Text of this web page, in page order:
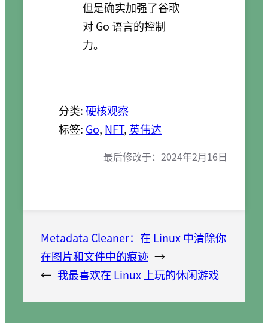
但是确实加强了谷歌
对 Go 语言的控制
力。
分类:硬核观察
标签: Go, NFT, 英伟达
最后修改于： 2024年2月16日
Metadata Cleaner：在 Linux 中清除你
在图片和文件中的痕迹 →
← 我最喜欢在 Linux 上玩的休闲游戏